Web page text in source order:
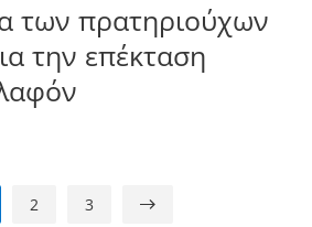
των πρατηριούχων
την επέκταση
2 3